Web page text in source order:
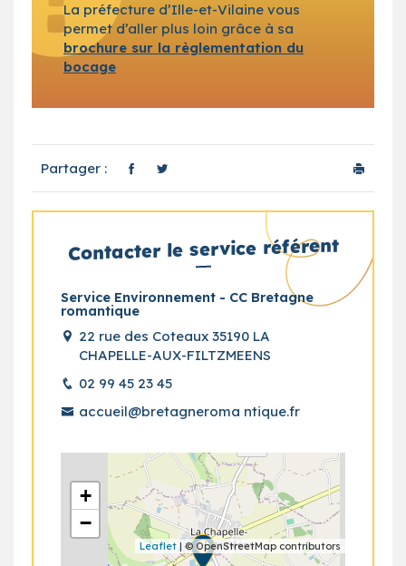
La préfecture d’Ille-et-Vilaine vous
permet d’aller plus loin grâce à sa
brochure sur la règlementation du
bocage
Partager :
Contacter le service référent
Service Environnement - CC Bretagne
romantique
22 rue des Coteaux 35190 LA
CHAPELLE-AUX-FILTZMEENS
02 99 45 23 45
accueil@bretagneroma ntique.fr
+
−
Leaflet | © OpenStreetMap contributors